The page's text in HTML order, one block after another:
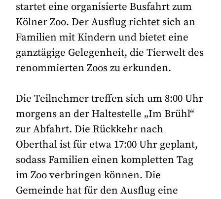
startet eine organisierte Busfahrt zum
Kölner Zoo. Der Ausflug richtet sich an
Familien mit Kindern und bietet eine
ganztägige Gelegenheit, die Tierwelt des
renommierten Zoos zu erkunden.
Die Teilnehmer treffen sich um 8:00 Uhr
morgens an der Haltestelle „Im Brühl“
zur Abfahrt. Die Rückkehr nach
Oberthal ist für etwa 17:00 Uhr geplant,
sodass Familien einen kompletten Tag
im Zoo verbringen können. Die
Gemeinde hat für den Ausflug eine